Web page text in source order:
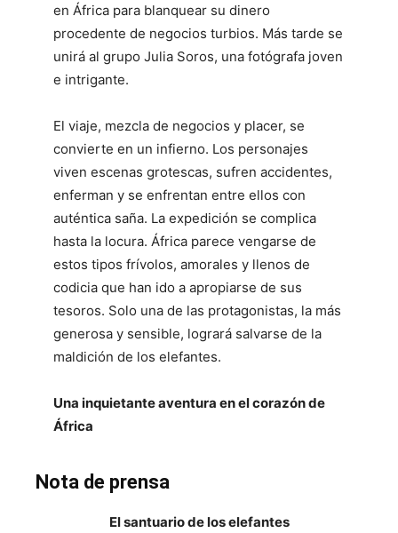
en África para blanquear su dinero
procedente de negocios turbios. Más tarde se
unirá al grupo Julia Soros, una fotógrafa joven
e intrigante.
El viaje, mezcla de negocios y placer, se
convierte en un infierno. Los personajes
viven escenas grotescas, sufren accidentes,
enferman y se enfrentan entre ellos con
auténtica saña. La expedición se complica
hasta la locura. África parece vengarse de
estos tipos frívolos, amorales y llenos de
codicia que han ido a apropiarse de sus
tesoros. Solo una de las protagonistas, la más
generosa y sensible, logrará salvarse de la
maldición de los elefantes.
Una inquietante aventura en el corazón de
África
Nota de prensa
El santuario de los elefantes